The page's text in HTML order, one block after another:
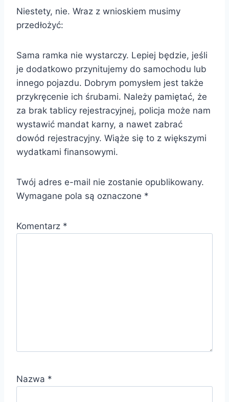
Niestety, nie. Wraz z wnioskiem musimy
przedłożyć:
Sama ramka nie wystarczy. Lepiej będzie, jeśli
je dodatkowo przynitujemy do samochodu lub
innego pojazdu. Dobrym pomysłem jest także
przykręcenie ich śrubami. Należy pamiętać, że
za brak tablicy rejestracyjnej, policja może nam
wystawić mandat karny, a nawet zabrać
dowód rejestracyjny. Wiąże się to z większymi
wydatkami finansowymi.
Twój adres e-mail nie zostanie opublikowany.
Wymagane pola są oznaczone *
Komentarz *
Nazwa *